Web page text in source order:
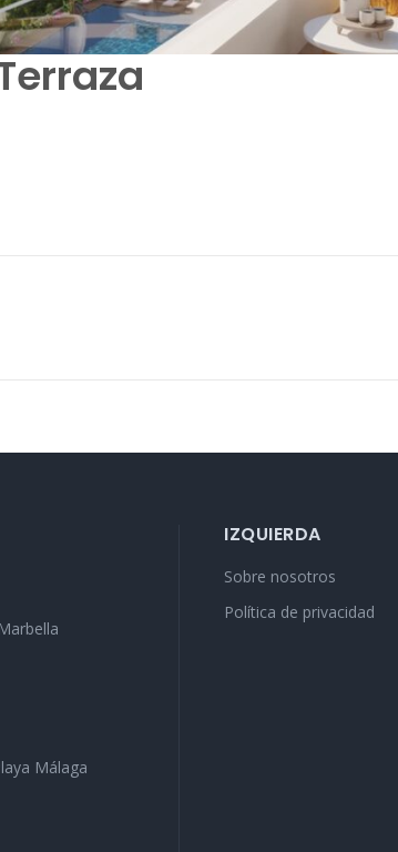
Málaga
IZQUIERDA
Sobre nosotros
Política de privacidad